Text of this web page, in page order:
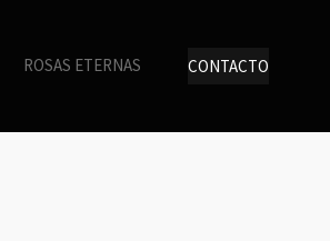
ROSAS ETERNAS CONTACTO